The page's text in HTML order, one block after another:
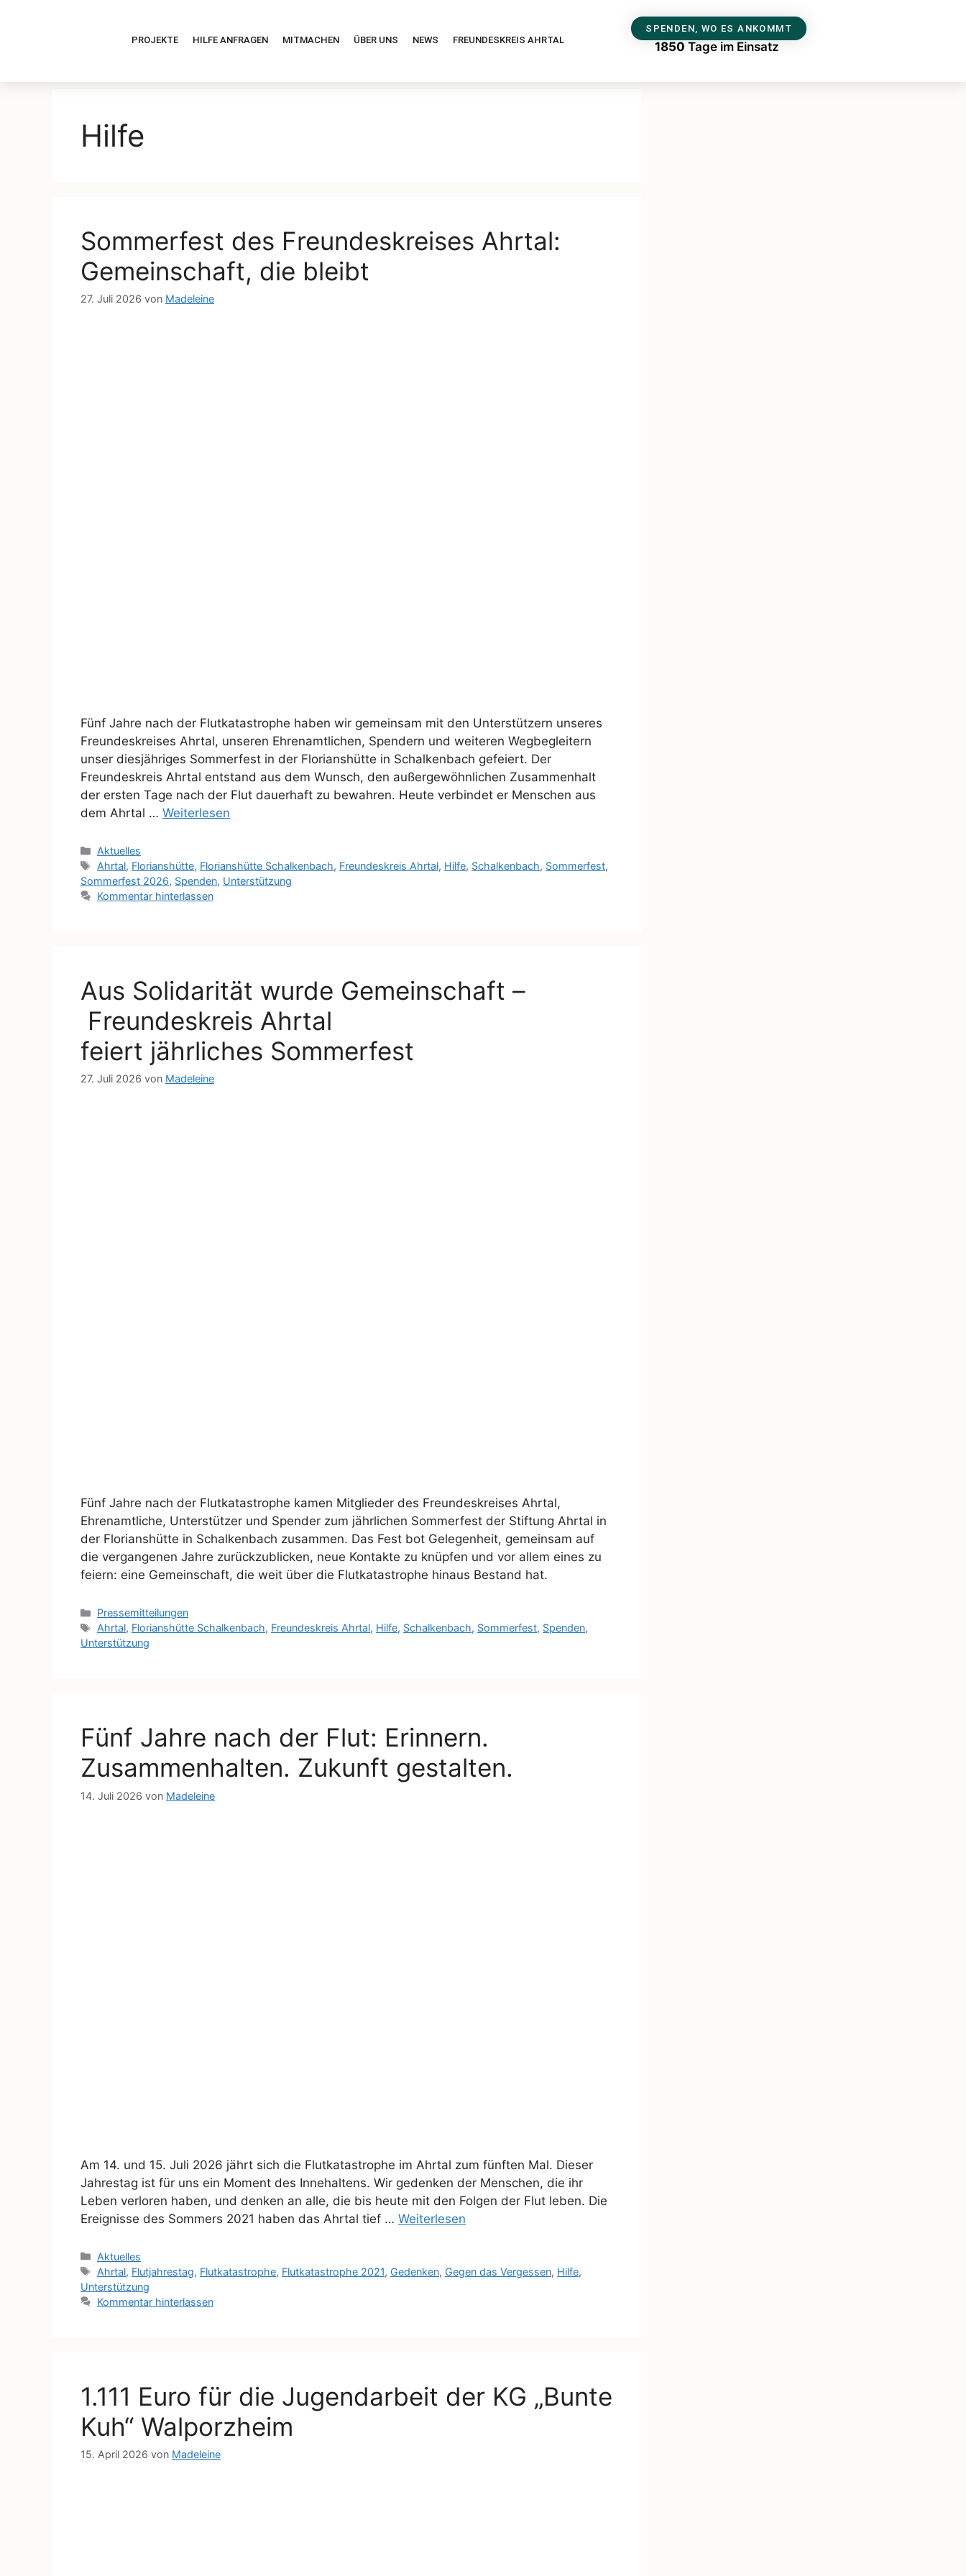
PROJEKTE HILFE ANFRAGEN MITMACHEN ÜBER UNS NEWS FREUNDESKREIS AHRTAL
SPENDEN, WO ES ANKOMMT
1850 Tage im Einsatz
Hilfe
Sommerfest des Freundeskreises Ahrtal:
Gemeinschaft, die bleibt
27. Juli 2026 von Madeleine
Fünf Jahre nach der Flutkatastrophe haben wir gemeinsam mit den Unterstützern unseres
Freundeskreises Ahrtal, unseren Ehrenamtlichen, Spendern und weiteren Wegbegleitern
unser diesjähriges Sommerfest in der Florianshütte in Schalkenbach gefeiert. Der
Freundeskreis Ahrtal entstand aus dem Wunsch, den außergewöhnlichen Zusammenhalt
der ersten Tage nach der Flut dauerhaft zu bewahren. Heute verbindet er Menschen aus
dem Ahrtal … Weiterlesen
Aktuelles
Ahrtal, Florianshütte, Florianshütte Schalkenbach, Freundeskreis Ahrtal, Hilfe, Schalkenbach, Sommerfest,
Sommerfest 2026, Spenden, Unterstützung
Kommentar hinterlassen
Aus Solidarität wurde Gemeinschaft –
Freundeskreis Ahrtal
feiert jährliches Sommerfest
27. Juli 2026 von Madeleine
Fünf Jahre nach der Flutkatastrophe kamen Mitglieder des Freundeskreises Ahrtal,
Ehrenamtliche, Unterstützer und Spender zum jährlichen Sommerfest der Stiftung Ahrtal in
der Florianshütte in Schalkenbach zusammen. Das Fest bot Gelegenheit, gemeinsam auf
die vergangenen Jahre zurückzublicken, neue Kontakte zu knüpfen und vor allem eines zu
feiern: eine Gemeinschaft, die weit über die Flutkatastrophe hinaus Bestand hat.
Pressemitteilungen
Ahrtal, Florianshütte Schalkenbach, Freundeskreis Ahrtal, Hilfe, Schalkenbach, Sommerfest, Spenden,
Unterstützung
Fünf Jahre nach der Flut: Erinnern.
Zusammenhalten. Zukunft gestalten.
14. Juli 2026 von Madeleine
Am 14. und 15. Juli 2026 jährt sich die Flutkatastrophe im Ahrtal zum fünften Mal. Dieser
Jahrestag ist für uns ein Moment des Innehaltens. Wir gedenken der Menschen, die ihr
Leben verloren haben, und denken an alle, die bis heute mit den Folgen der Flut leben. Die
Ereignisse des Sommers 2021 haben das Ahrtal tief … Weiterlesen
Aktuelles
Ahrtal, Flutjahrestag, Flutkatastrophe, Flutkatastrophe 2021, Gedenken, Gegen das Vergessen, Hilfe,
Unterstützung
Kommentar hinterlassen
1.111 Euro für die Jugendarbeit der KG „Bunte
Kuh“ Walporzheim
15. April 2026 von Madeleine